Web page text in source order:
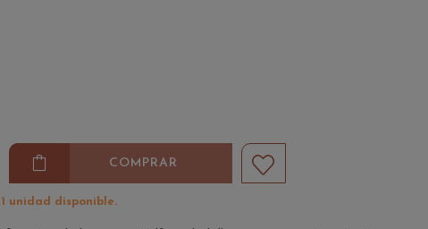
COMPRAR
1 unidad disponible.